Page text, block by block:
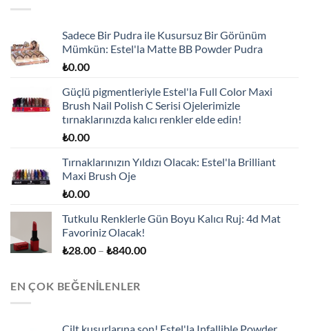
Sadece Bir Pudra ile Kusursuz Bir Görünüm
Mümkün: Estel'la Matte BB Powder Pudra
₺0.00
Güçlü pigmentleriyle Estel'la Full Color Maxi
Brush Nail Polish C Serisi Ojelerimizle
tırnaklarınızda kalıcı renkler elde edin!
₺0.00
Tırnaklarınızın Yıldızı Olacak: Estel'la Brilliant
Maxi Brush Oje
₺0.00
Tutkulu Renklerle Gün Boyu Kalıcı Ruj: 4d Mat
Favoriniz Olacak!
₺28.00 – ₺840.00Fiyat
EN ÇOK BEĞENILENLER